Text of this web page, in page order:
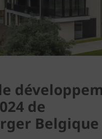
de
Belgique